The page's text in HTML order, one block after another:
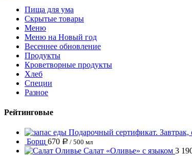
Пища для ума
Скрытые товары
Меню
Меню на Новый год
Весеннее обновление
Продукты
Кроветворные продукты
Хлеб
Специи
Разное
Рейтинговые
Подарочный сертификат. Завтрак,
Борщ 670 Р / 500 мл
Салат «Оливье» с языком 3